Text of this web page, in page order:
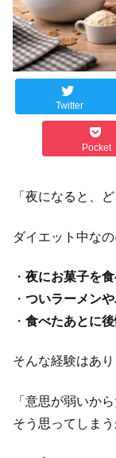
Twitter
Pocket
「夜になると、
ダイエット中なの
・ 夜にお菓子を
・ ついラーメン
・ 食べたあとに
そんな経験はあ
「意思が弱いから
そう思ってしまう